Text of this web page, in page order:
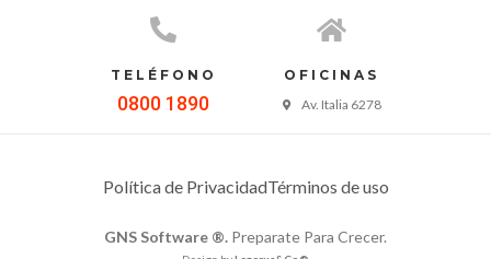
TELÉFONO
0800 1890
OFICINAS
Av. Italia 6278
Política de PrivacidadTérminos de uso
GNS Software ®. Preparate Para Crecer.